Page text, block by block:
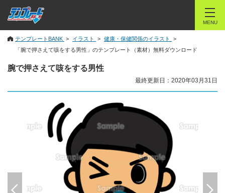
MENU
テンプレートBANK イラスト
健康・保健関係のイラスト
「腕で押さえて咳をする男性」のテンプレート（素材）無料ダウンロード
腕で押さえて咳をする男性
最終更新日：2020年03月31日